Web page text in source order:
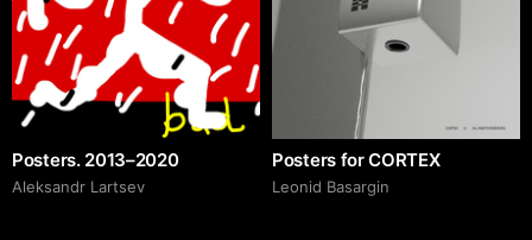
Posters. 2013–2020
Аleksandr Lartsev
Posters for CORTEX
Leonid Basargin